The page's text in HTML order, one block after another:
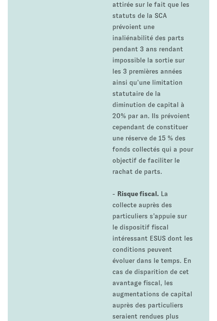
attirée sur le fait que les
statuts de la SCA
prévoient une
inaliénabilité des parts
pendant 3 ans rendant
impossible la sortie sur
les 3 premières années
ainsi qu’une limitation
statutaire de la
diminution de capital à
20% par an. Ils prévoient
cependant de constituer
une réserve de 15 % des
fonds collectés qui a pour
objectif de faciliter le
rachat de parts.
- Risque fiscal. La
collecte auprès des
particuliers s’appuie sur
le dispositif fiscal
intéressant ESUS dont les
conditions peuvent
évoluer dans le temps. En
cas de disparition de cet
avantage fiscal, les
augmentations de capital
auprès des particuliers
seraient rendues plus